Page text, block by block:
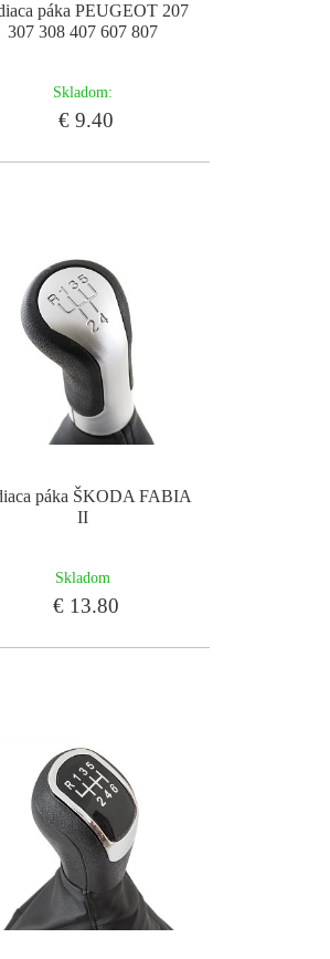
páka PEUGEOT 207
307 308 407 607 807
Skladom:
€ 9.40
páka ŠKODA FABIA
II
Skladom
€ 13.80